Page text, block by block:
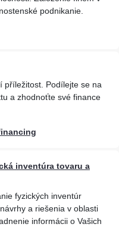
podnikanie.
příležitost. Podílejte se na
a zhodnoťte své finance
inventúra tovaru a
fyzických inventúr
a riešenia v oblasti
informácii o Vašich